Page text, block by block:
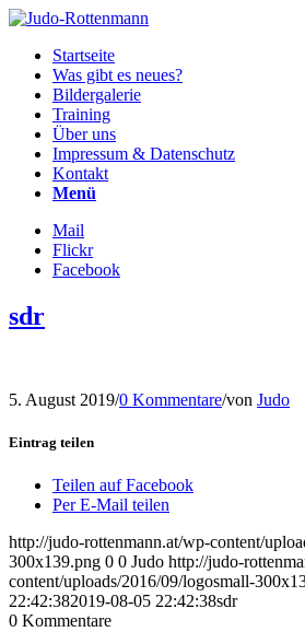
Startseite
Was gibt es neues?
Bildergalerie
Training
Über uns
Impressum & Datenschutz
Kontakt
Menü
Mail
Flickr
Facebook
sdr
5. August 2019/0 Kommentare/von Judo
Eintrag teilen
Teilen auf Facebook
Per E-Mail teilen
http://judo-rottenmann.at/wp-content/
300x139.png 0 0 Judo http://judo-
content/uploads/2016/09/logosmall-
22:42:382019-08-05 22:42:38sdr
0 Kommentare